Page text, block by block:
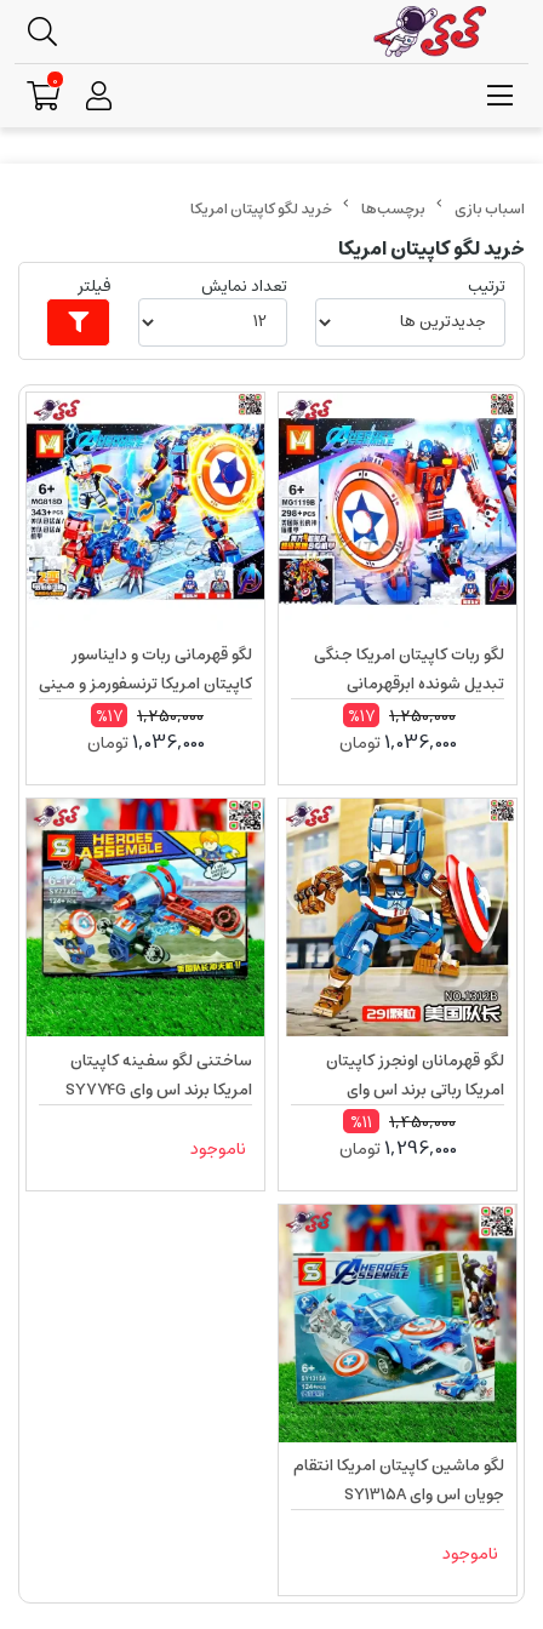
برچسب‌ها خرید لگو کاپیتان امریکا
خرید لگو کاپیتان امریکا
ترتیب تعداد نمایش فیلتر
لگو ربات کاپیتان امریکا جنگی
تبدیل شونده ابرقهرمانی
MG1119B
1,250,000
%17
1,036,000تومان
لگو قهرمانی ربات و دایناسور
کاپیتان امریکا ترنسفورمز و مینی
فیگور تور MG818D1,250,000
%17
1,036,000تومان
لگو قهرمانان اونجرز کاپیتان
امریکا رباتی برند اس وای
SY1312B
1,450,000
%11
1,296,000تومان
ساختنی لگو سفینه کاپیتان
امریکا برند اس وای SY774G
ناموجود
لگو ماشین کاپیتان امریکا انتقام
جویان اس وای SY1315A
ناموجود
0